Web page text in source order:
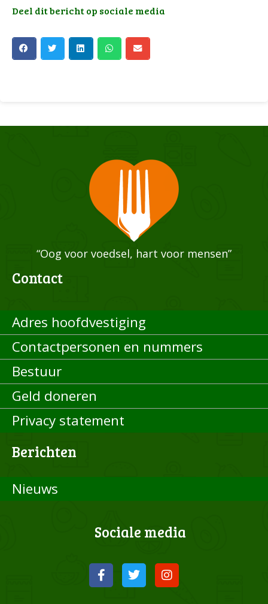
Deel dit bericht op sociale media
“Oog voor voedsel, hart voor mensen”
Contact
Adres hoofdvestiging
Contactpersonen en nummers
Bestuur
Geld doneren
Privacy statement
Berichten
Nieuws
Sociale media